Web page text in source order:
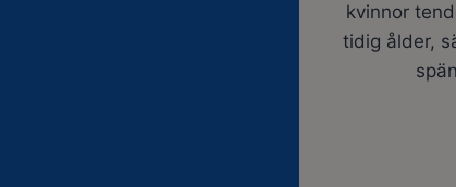
kvinnor
tidig ålder,